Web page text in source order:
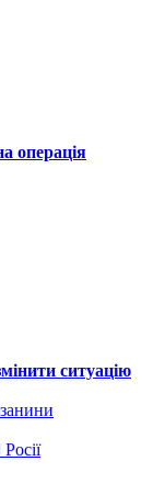
операція
ситуацію